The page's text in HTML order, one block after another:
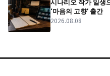
시나리오 작가 일생
‘마음의 고향’ 출간
2026.08.08